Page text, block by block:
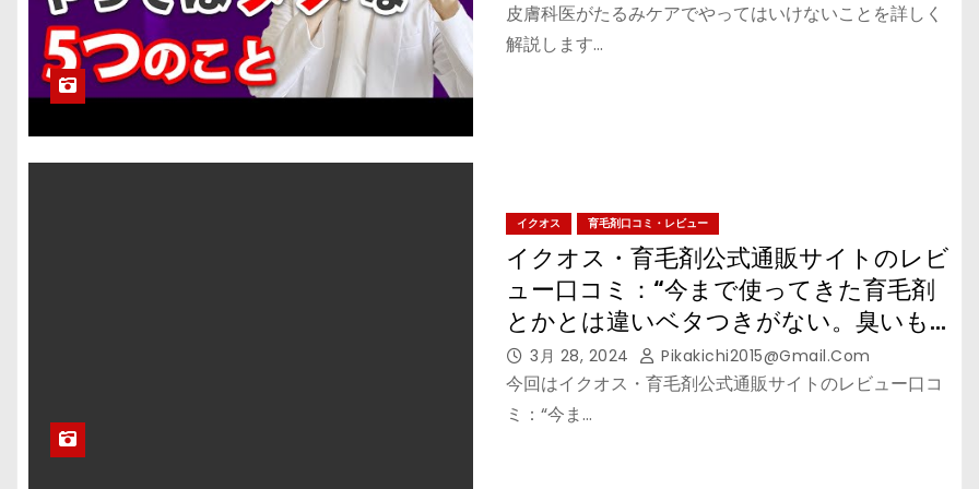
皮膚科医がたるみケアでやってはいけないことを詳しく
解説します…
イクオス 育毛剤口コミ・レビュー
イクオス・育毛剤公式通販サイトのレビ
ュー口コミ：“今まで使ってきた育毛剤
とかとは違いベタつきがない。臭いも
ない！”の考察
3月 28, 2024 Pikakichi2015@gmail.com
今回はイクオス・育毛剤公式通販サイトのレビュー口コ
ミ：“今ま…